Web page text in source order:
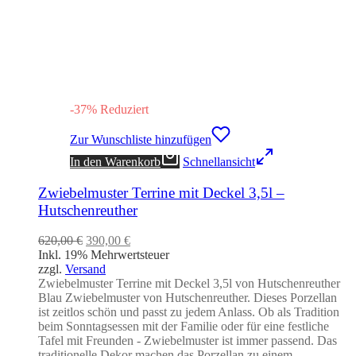
-37% Reduziert
Zur Wunschliste hinzufügen
In den Warenkorb
Schnellansicht
Zwiebelmuster Terrine mit Deckel 3,5l –
Hutschenreuther
620,00€ Ursprünglicher
Preis
war:
620,00 €
390,00 €Aktueller
Preis
390,00 €.
Inkl. 19% Mehrwertsteuer
zzgl. Versand
Zwiebelmuster Terrine mit Deckel 3,5l von Hutschenreuther
Blau Zwiebelmuster von Hutschenreuther. Dieses Porzellan
ist zeitlos schön und passt zu jedem Anlass. Ob als Tradition
beim Sonntagsessen mit der Familie oder für eine festliche
Tafel mit Freunden - Zwiebelmuster ist immer passend. Das